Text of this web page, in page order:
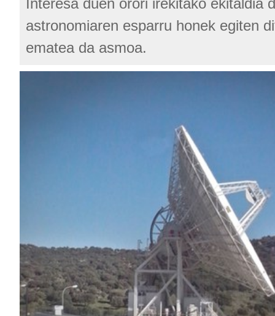
Interesa duen orori irekitako ekitaldia
astronomiaren esparru honek egiten
ematea da asmoa.